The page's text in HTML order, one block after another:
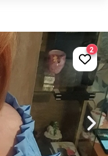
2